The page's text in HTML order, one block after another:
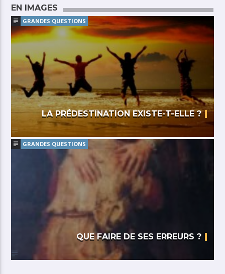
EN IMAGES
GRANDES QUESTIONS
LA PRÉDESTINATION EXISTE-T-ELLE ?
GRANDES QUESTIONS
QUE FAIRE DE SES ERREURS ?